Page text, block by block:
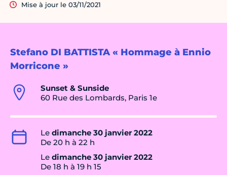
Stefano DI BATTISTA « Hommage à Ennio
Morricone »
Sunset & Sunside
60 Rue des Lombards, Paris 1e
Le dimanche 30 janvier 2022
De 20 h à 22 h
Le dimanche 30 janvier 2022
De 18 h à 19 h 15
Mise à jour le 03/11/2021